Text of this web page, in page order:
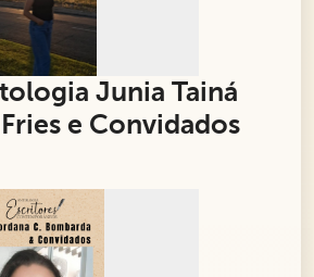
Junia Tainá
e Convidados